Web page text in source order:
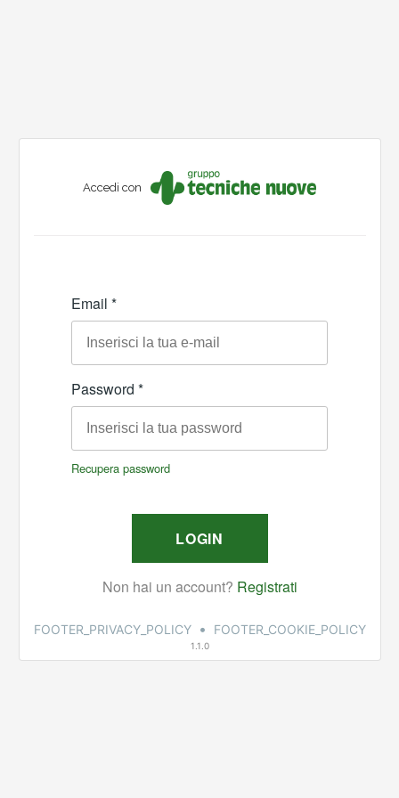
Accedi con
FOOTER_PRIVACY_POLICY • FOOTER_COOKIE_POLICY
1.1.0